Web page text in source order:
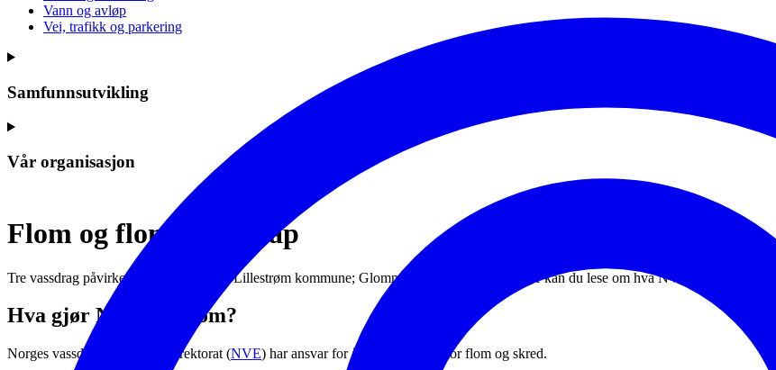
Vann og avløp
Vei, trafikk og parkering
Samfunnsutvikling
Vår organisasjon
Flom og flomberedskap
Tre vassdrag påvirker flomsituasjonen i Lillestrøm kommune; Glomma, Nittelva og Leira. Her kan du lese om hva NVE, politi,
Hva gjør NVE ved flom?
Norges vassdrags- og energidirektorat (NVE) har ansvar for å varsle om fare for flom og skred.